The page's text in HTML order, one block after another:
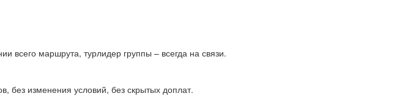
всего маршрута, турлидер группы – всегда на связи.
без изменения условий, без скрытых доплат.